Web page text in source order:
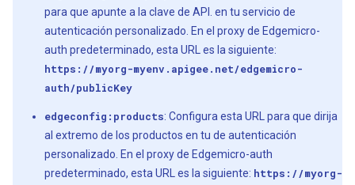
para que apunte a la clave de API. en tu servicio de
autenticación personalizado. En el proxy de Edgemicro-
auth predeterminado, esta URL es la siguiente:
https://myorg-myenv.apigee.net/edgemicro-
auth/publicKey
edgeconfig:products: Configura esta URL para que dirija
al extremo de los productos en tu de autenticación
personalizado. En el proxy de Edgemicro-auth
predeterminado, esta URL es la siguiente: https://myorg-